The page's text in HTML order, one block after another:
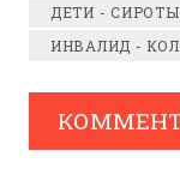
ДЕТИ - СИРОТЫ
ИНВАЛИД -